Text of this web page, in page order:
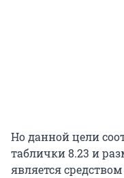
Но данной цели
таблички 8.23 и
является